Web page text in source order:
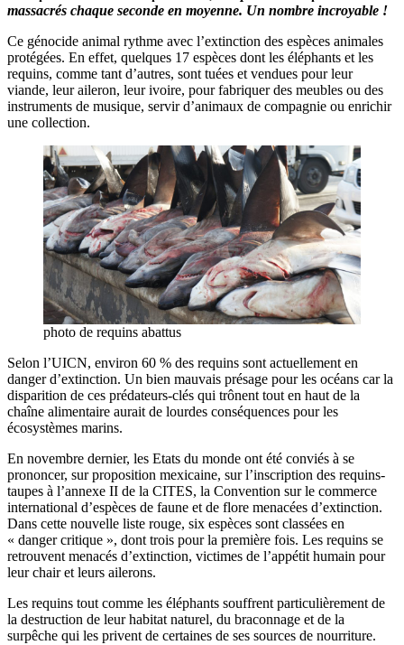
massacrés chaque seconde en moyenne. Un nombre incroyable !
Ce génocide animal rythme avec l’extinction des espèces animales
protégées. En effet, quelques 17 espèces dont les éléphants et les
requins, comme tant d’autres, sont tuées et vendues pour leur
viande, leur aileron, leur ivoire, pour fabriquer des meubles ou des
instruments de musique, servir d’animaux de compagnie ou enrichir
une collection.
photo de requins abattus
Selon l’UICN, environ 60 % des requins sont actuellement en
danger d’extinction. Un bien mauvais présage pour les océans car la
disparition de ces prédateurs-clés qui trônent tout en haut de la
chaîne alimentaire aurait de lourdes conséquences pour les
écosystèmes marins.
En novembre dernier, les Etats du monde ont été conviés à se
prononcer, sur proposition mexicaine, sur l’inscription des requins-
taupes à l’annexe II de la CITES, la Convention sur le commerce
international d’espèces de faune et de flore menacées d’extinction.
Dans cette nouvelle liste rouge, six espèces sont classées en
« danger critique », dont trois pour la première fois. Les requins se
retrouvent menacés d’extinction, victimes de l’appétit humain pour
leur chair et leurs ailerons.
Les requins tout comme les éléphants souffrent particulièrement de
la destruction de leur habitat naturel, du braconnage et de la
surpêche qui les privent de certaines de ses sources de nourriture.